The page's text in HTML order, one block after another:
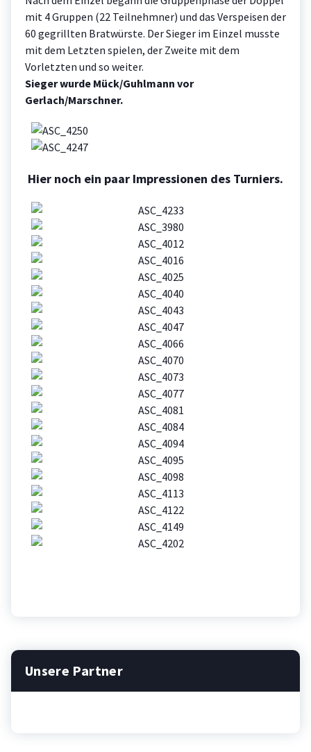
mit 4 Gruppen (22 Teilnehmner) und das Verspeisen der
60 gegrillten Bratwürste. Der Sieger im Einzel musste
mit dem Letzten spielen, der Zweite mit dem
Vorletzten und so weiter.
Sieger wurde Mück/Guhlmann vor
Gerlach/Marschner.
Hier noch ein paar Impressionen des Turniers.
Unsere Partner